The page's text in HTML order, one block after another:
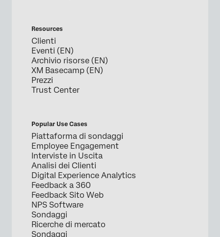
Resources
Clienti
Eventi (EN)
Archivio risorse (EN)
XM Basecamp (EN)
Prezzi
Trust Center
Popular Use Cases
Piattaforma di sondaggi
Employee Engagement
Interviste in Uscita
Analisi dei Clienti
Digital Experience Analytics
Feedback a 360
Feedback Sito Web
NPS Software
Sondaggi
Ricerche di mercato
Sondaggi